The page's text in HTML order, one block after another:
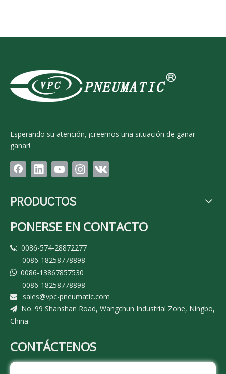
Esperando su atención, ¡creemos una situación de ganar-
ganar!
PRODUCTOS
PONERSE EN CONTACTO
: 0086-574-28872277
0086-18258778898
: 0086-13867857530
0086-18258778898
: sales@vpc-pneumatic.com
: No. 99 Shanshan Road, Wangchun Industrial Zone, Ningbo,
China
CONTÁCTENOS